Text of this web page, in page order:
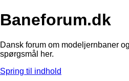
Baneforum.dk
Dansk forum om modeljernbaner
spørgsmål her.
Spring til indhold